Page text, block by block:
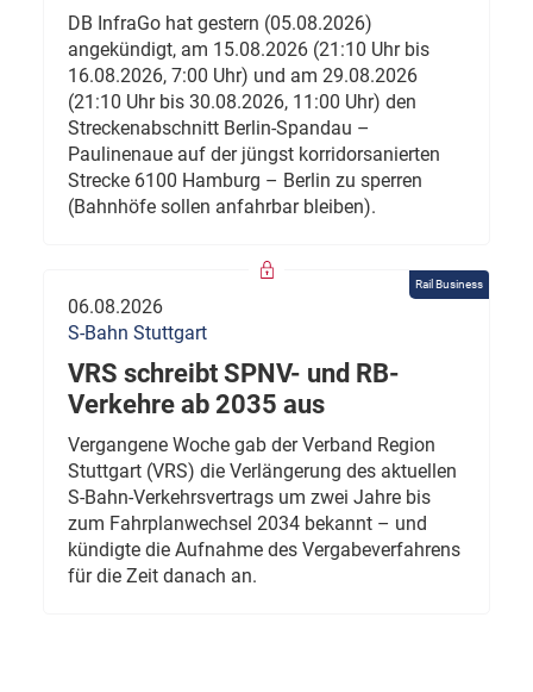
DB InfraGo hat gestern (05.08.2026)
angekündigt, am 15.08.2026 (21:10 Uhr bis
16.08.2026, 7:00 Uhr) und am 29.08.2026
(21:10 Uhr bis 30.08.2026, 11:00 Uhr) den
Streckenabschnitt Berlin-Spandau –
Paulinenaue auf der jüngst korridorsanierten
Strecke 6100 Hamburg – Berlin zu sperren
(Bahnhöfe sollen anfahrbar bleiben).
Rail Business
06.08.2026
S-Bahn Stuttgart
VRS schreibt SPNV- und RB-
Verkehre ab 2035 aus
Vergangene Woche gab der Verband Region
Stuttgart (VRS) die Verlängerung des aktuellen
S-Bahn-Verkehrsvertrags um zwei Jahre bis
zum Fahrplanwechsel 2034 bekannt – und
kündigte die Aufnahme des Vergabeverfahrens
für die Zeit danach an.